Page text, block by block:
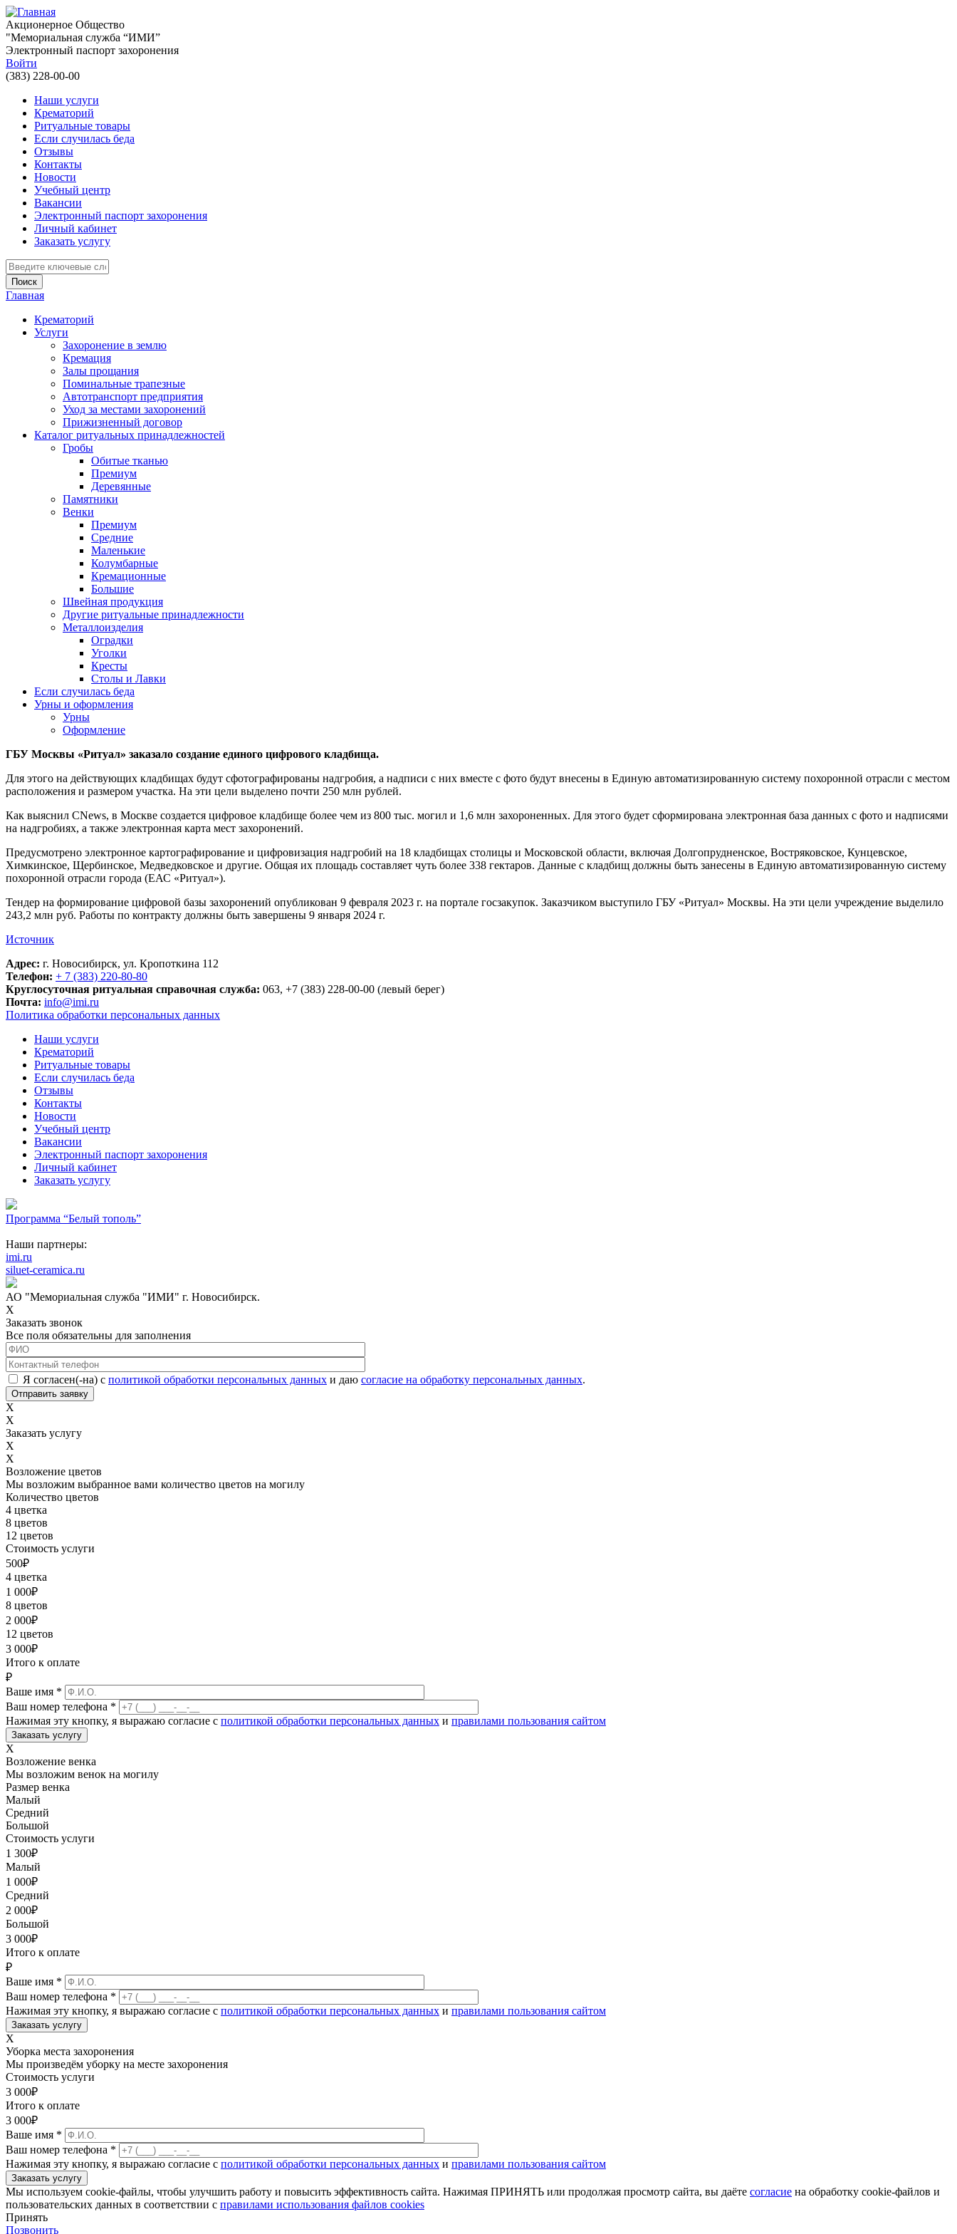
Перейти к основному содержанию
Акционерное Общество
"Мемориальная служба “ИМИ”
Электронный паспорт захоронения
Войти
(383) 228-00-00
Наши услуги
Крематорий
Ритуальные товары
Если случилась беда
Отзывы
Контакты
Новости
Учебный центр
Вакансии
Электронный паспорт захоронения
Личный кабинет
Заказать услугу
Введите ключевые слова для поиска
Вы здесь
Главная
Крематорий
Услуги
Захоронение в землю
Кремация
Залы прощания
Поминальные трапезные
Автотранспорт предприятия
Уход за местами захоронений
Прижизненный договор
Каталог ритуальных принадлежностей
Гробы
Обитые тканью
Премиум
Деревянные
Памятники
Венки
Премиум
Средние
Маленькие
Колумбарные
Кремационные
Большие
Швейная продукция
Другие ритуальные принадлежности
Металлоизделия
Оградки
Уголки
Кресты
Столы и Лавки
Если случилась беда
Урны и оформления
Урны
Оформление
ГБУ Москвы «Ритуал» заказало создание единого цифрового кладбища.
Для этого на действующих кладбищах будут сфотографированы надгробия, а надписи с них вместе с фото будут внесены в Единую автоматизированную систему похоронной отрасли с местом
расположения и размером участка. На эти цели выделено почти 250 млн рублей.
Как выяснил CNews, в Москве создается цифровое кладбище более чем из 800 тыс. могил и 1,6 млн захороненных. Для этого будет сформирована электронная база данных с фото и надписями
на надгробиях, а также электронная карта мест захоронений.
Предусмотрено электронное картографирование и цифровизация надгробий на 18 кладбищах столицы и Московской области, включая Долгопрудненское, Востряковское, Кунцевское,
Химкинское, Щербинское, Медведковское и другие. Общая их площадь составляет чуть более 338 гектаров. Данные с кладбищ должны быть занесены в Единую автоматизированную систему
похоронной отрасли города (ЕАС «Ритуал»).
Тендер на формирование цифровой базы захоронений опубликован 9 февраля 2023 г. на портале госзакупок. Заказчиком выступило ГБУ «Ритуал» Москвы. На эти цели учреждение выделило
243,2 млн руб. Работы по контракту должны быть завершены 9 января 2024 г.
Источник
Адрес: г. Новосибирск, ул. Кропоткина 112
Телефон: + 7 (383) 220-80-80
Круглосуточная ритуальная справочная служба: 063, +7 (383) 228-00-00 (левый берег)
Почта: info@imi.ru
Политика обработки персональных данных
Наши услуги
Крематорий
Ритуальные товары
Если случилась беда
Отзывы
Контакты
Новости
Учебный центр
Вакансии
Электронный паспорт захоронения
Личный кабинет
Заказать услугу
Программа “Белый тополь”
Наши партнеры:
imi.ru
siluet-ceramica.ru
АО "Мемориальная служба "ИМИ" г. Новосибирск.
X
Заказать звонок
Все поля обязательны для заполнения
ФИО
Контактный телефон
Соглашение с обработкой данных*
Я согласен(-на) с политикой обработки персональных данных и даю согласие на обработку персональных данных.
X
X
Заказать услугу
X
X
Возложение цветов
Мы возложим выбранное вами количество цветов на могилу
Количество цветов
4 цветка
8 цветов
12 цветов
Стоимость услуги
500₽
4 цветка
1 000₽
8 цветов
2 000₽
12 цветов
3 000₽
Итого к оплате
₽
Ваше имя *
Ваш номер телефона *
Нажимая эту кнопку, я выражаю согласие с политикой обработки персональных данных и правилами пользования сайтом
X
Возложение венка
Мы возложим венок на могилу
Размер венка
Малый
Средний
Большой
Стоимость услуги
1 300₽
Малый
1 000₽
Средний
2 000₽
Большой
3 000₽
Итого к оплате
₽
Ваше имя *
Ваш номер телефона *
Нажимая эту кнопку, я выражаю согласие с политикой обработки персональных данных и правилами пользования сайтом
X
Уборка места захоронения
Мы произведём уборку на месте захоронения
Стоимость услуги
3 000₽
Итого к оплате
3 000₽
Ваше имя *
Ваш номер телефона *
Нажимая эту кнопку, я выражаю согласие с политикой обработки персональных данных и правилами пользования сайтом
Мы используем cookie-файлы, чтобы улучшить работу и повысить эффективность сайта. Нажимая ПРИНЯТЬ или продолжая просмотр сайта, вы даёте согласие на обработку cookie-файлов и
пользовательских данных в соответствии с правилами использования файлов cookies
Принять
Позвонить